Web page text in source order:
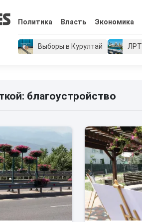
Политика Власть Экономика
Выборы в Курултай ЛРТ
благоустройство